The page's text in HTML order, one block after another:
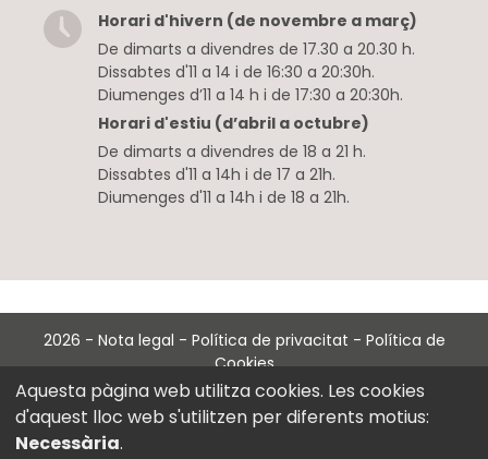
Horari d'hivern (de novembre a març)
De dimarts a divendres de 17.30 a 20.30 h.
Dissabtes d'11 a 14 i de 16:30 a 20:30h.
Diumenges d’11 a 14 h i de 17:30 a 20:30h.
Horari d'estiu (d’abril a octubre)
De dimarts a divendres de 18 a 21 h.
Dissabtes d'11 a 14h i de 17 a 21h.
Diumenges d'11 a 14h i de 18 a 21h.
2026 - Nota legal - Política de privacitat - Política de
Cookies
with
atPerception Technologies
Aquesta pàgina web utilitza cookies. Les cookies
d'aquest lloc web s'utilitzen per diferents motius:
Necessària.